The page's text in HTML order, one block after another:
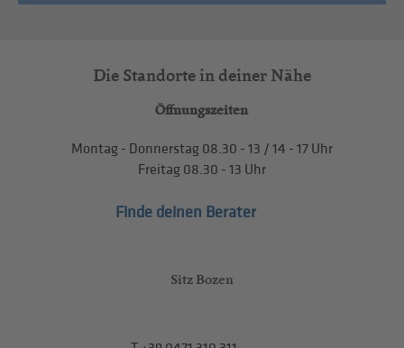
Die Standorte in deiner Nähe
Öffnungszeiten
Montag - Donnerstag 08.30 - 13 / 14 - 17 Uhr
Freitag 08.30 - 13 Uhr
Finde deinen Berater
Sitz Bozen